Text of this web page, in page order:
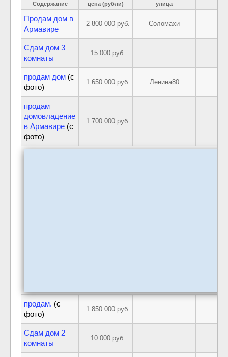
Содержание цена (рубли) улица
Продам дом в
Армавире
2 800 000 руб. Соломахи
Сдам дом 3
комнаты
15 000 руб.
продам дом (с
фото)
1 650 000 руб. Ленина80
продам
домовладение
в Армавире (с
фото)
1 700 000 руб.
продам. (с
фото)
1 850 000 руб.
Сдам дом 2
комнаты
10 000 руб.